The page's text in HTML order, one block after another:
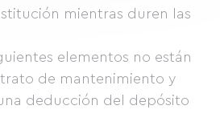
mientras duren las
elementos no están
de mantenimiento y
deducción del depósito